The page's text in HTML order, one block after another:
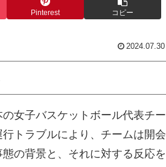
Pinterest コピー
2024.07.30
女子バスケットボール代表チー
トラブルにより、チームは開会
の背景と、それに対する反応を